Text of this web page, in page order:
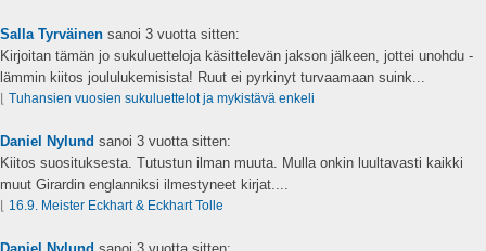
Salla Tyrväinen sanoi 3 vuotta sitten:
Kirjoitan tämän jo sukuluetteloja käsittelevän jakson jälkeen, jottei unohdu -
lämmin kiitos joululukemisista! Ruut ei pyrkinyt turvaamaan suink...
⌊ Tuhansien vuosien sukuluettelot ja mykistävä enkeli
Daniel Nylund sanoi 3 vuotta sitten:
Kiitos suosituksesta. Tutustun ilman muuta. Mulla onkin luultavasti kaikki
muut Girardin englanniksi ilmestyneet kirjat....
⌊ 16.9. Meister Eckhart & Eckhart Tolle
Daniel Nylund sanoi 3 vuotta sitten: